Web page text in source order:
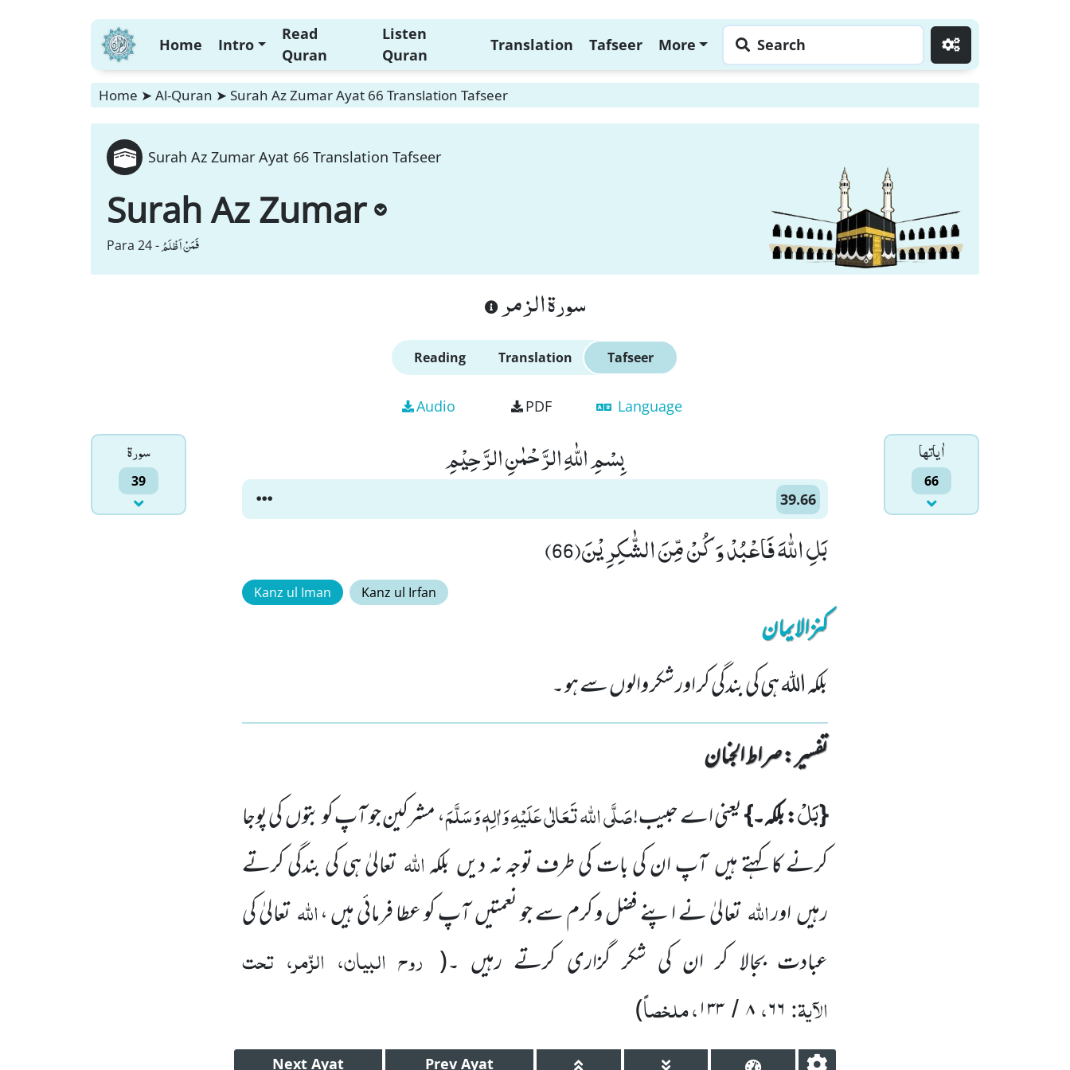
Home Intro
Read
Quran
Listen
Quran
Translation Tafseer More Search
Home ➤ Al-Quran ➤ Surah Az Zumar Ayat 66 Translation Tafseer
Surah Az Zumar Ayat 66 Translation Tafseer
Surah Az Zumar
Para 24 -فَمَنْ اَظْلَمُ
سورة الزمر
Reading Translation Tafseer
Audio PDF Language
سورۃ
39
اٰياتها
66
بِسْمِ اللّٰهِ الرَّحْمٰنِ الرَّحِیْمِ
39.66
بَلِ اللّٰهَ فَاعْبُدْ وَ كُنْ مِّنَ الشّٰكِرِیْنَ(66)
Kanz ul Iman Kanz ul Irfan
کنزالایمان
بلکہ اللہ ہی کی بندگی کر اور شکر والوں سے ہو ۔
تفسیر : ‎صراط الجنان
{بَلْ: بلکہ۔}یعنی اے حبیب!صَلَّی اللہ تَعَالٰی عَلَیْہِ وَاٰلِہٖ وَسَلَّمَ، مشرکین جو آپ کو بتوں کی پوجا
کرنے کا کہتے ہیں آپ ان کی بات کی طرف توجہ نہ دیں بلکہاللہتعالیٰ ہی کی بندگی کرتے
رہیں اوراللہتعالیٰ نے اپنے فضل و کرم سے جو نعمتیں آپ کو عطا فرمائی ہیں ،اللہتعالیٰ کی
عبادت بجالا کر ان کی شکر گزاری کرتے رہیں ۔( روح البیان، الزّمر، تحت
الآیۃ: ۶۶،۸ / ۱۳۳، ملخصاً)
Next Ayat Prev Ayat